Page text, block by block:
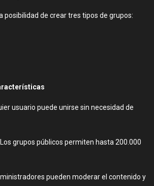
posibilidad de crear tres tipos de grupos:
usuario puede unirse sin necesidad de
Los grupos públicos permiten hasta 200.000
pueden moderar el contenido y